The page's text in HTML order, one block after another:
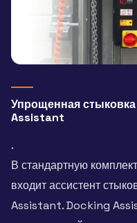
Упрощенная
Assistant
.
В стандартную
входит ассистент
Assistant. Docking